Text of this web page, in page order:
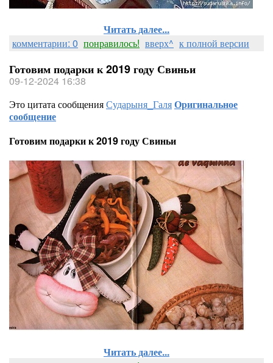
Читать далее...
комментарии: 0 понравилось! вверх^ к полной версии
Готовим подарки к 2019 году Свиньи
09-12-2024 16:38
Это цитата сообщенияСударыня_ГаляОригинальное
сообщение
Готовим подарки к 2019 году Свиньи
Читать далее...